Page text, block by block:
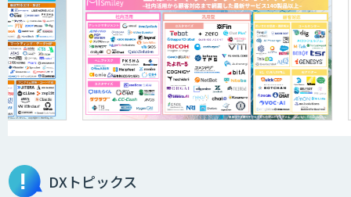
DXトピックス